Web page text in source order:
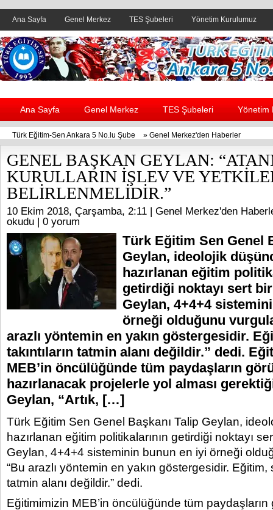
Ana Sayfa Genel Merkez TES Şubeleri Yönetim Kurulumuz
Header yanı reklam alanı
Ana Sayfa Genel Merkez TES Şubeleri Yönetim
Türk Eğitim-Sen Ankara 5 No.lu Şube » Genel Merkez'den Haberler
GENEL BAŞKAN GEYLAN:
KURULLARIN İŞLEV VE
BELİRLENMELİDİR.”
10 Ekim 2018, Çarşamba, 2:11 | Genel Merkez'den
okudu | 0 yorum
Türk Eğitim Sen Genel
Geylan, ideolojik
hazırlanan eğitim
getirdiği noktayı sert
Geylan, 4+4+4
örneği olduğunu
arazlı yöntemin en yakın göstergesidir.
takıntıların tatmin alanı değildir.” dedi.
MEB’in öncülüğünde tüm paydaşların
hazırlanacak projelerle yol alması
Geylan, “Artık, […]
Türk Eğitim Sen Genel Başkanı Talip Geylan,
hazırlanan eğitim politikalarının getirdiği noktayı
Geylan, 4+4+4 sisteminin bunun en iyi örneği
“Bu arazlı yöntemin en yakın göstergesidir. Eğitim,
tatmin alanı değildir.” dedi.
Eğitimimizin MEB’in öncülüğünde tüm